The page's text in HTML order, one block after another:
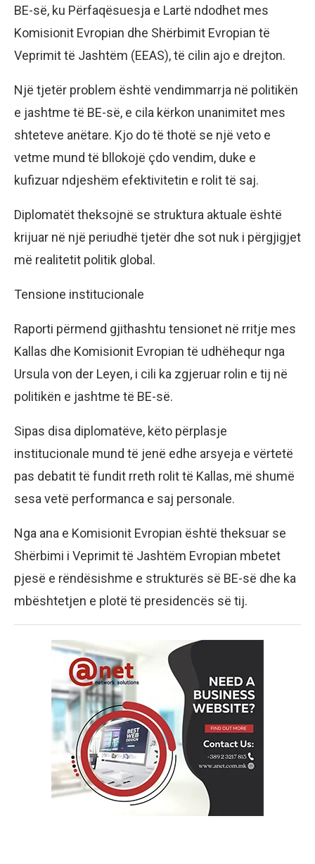
BE-së, ku Përfaqësuesja e Lartë ndodhet mes
Komisionit Evropian dhe Shërbimit Evropian të
Veprimit të Jashtëm (EEAS), të cilin ajo e drejton.
Një tjetër problem është vendimmarrja në politikën
e jashtme të BE-së, e cila kërkon unanimitet mes
shteteve anëtare. Kjo do të thotë se një veto e
vetme mund të bllokojë çdo vendim, duke e
kufizuar ndjeshëm efektivitetin e rolit të saj.
Diplomatët theksojnë se struktura aktuale është
krijuar në një periudhë tjetër dhe sot nuk i përgjigjet
më realitetit politik global.
Tensione institucionale
Raporti përmend gjithashtu tensionet në rritje mes
Kallas dhe Komisionit Evropian të udhëhequr nga
Ursula von der Leyen, i cili ka zgjeruar rolin e tij në
politikën e jashtme të BE-së.
Sipas disa diplomatëve, këto përplasje
institucionale mund të jenë edhe arsyeja e vërtetë
pas debatit të fundit rreth rolit të Kallas, më shumë
sesa vetë performanca e saj personale.
Nga ana e Komisionit Evropian është theksuar se
Shërbimi i Veprimit të Jashtëm Evropian mbetet
pjesë e rëndësishme e strukturës së BE-së dhe ka
mbështetjen e plotë të presidencës së tij.